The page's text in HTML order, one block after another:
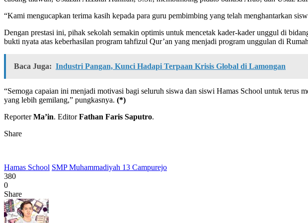
“Kami mengucapkan terima kasih kepada para guru pembimbing yang telah menghantarkan
Dengan prestasi ini, pihak sekolah semakin optimis untuk mencetak kader-kader unggul di
bukti nyata atas keberhasilan program tahfizul Qur’an yang menjadi program unggulan di
Baca Juga: Industri Pangan, Kunci Hadapi Terpaan Krisis Global di Lamongan
“Semoga capaian ini menjadi motivasi bagi seluruh siswa dan siswi Hamas School untuk terus
yang lebih gemilang,” pungkasnya. (*)
ReporterMa’in. EditorFathan Faris Saputro.
Share
Hamas School SMP Muhammadiyah 13 Campurejo
380
0
Share